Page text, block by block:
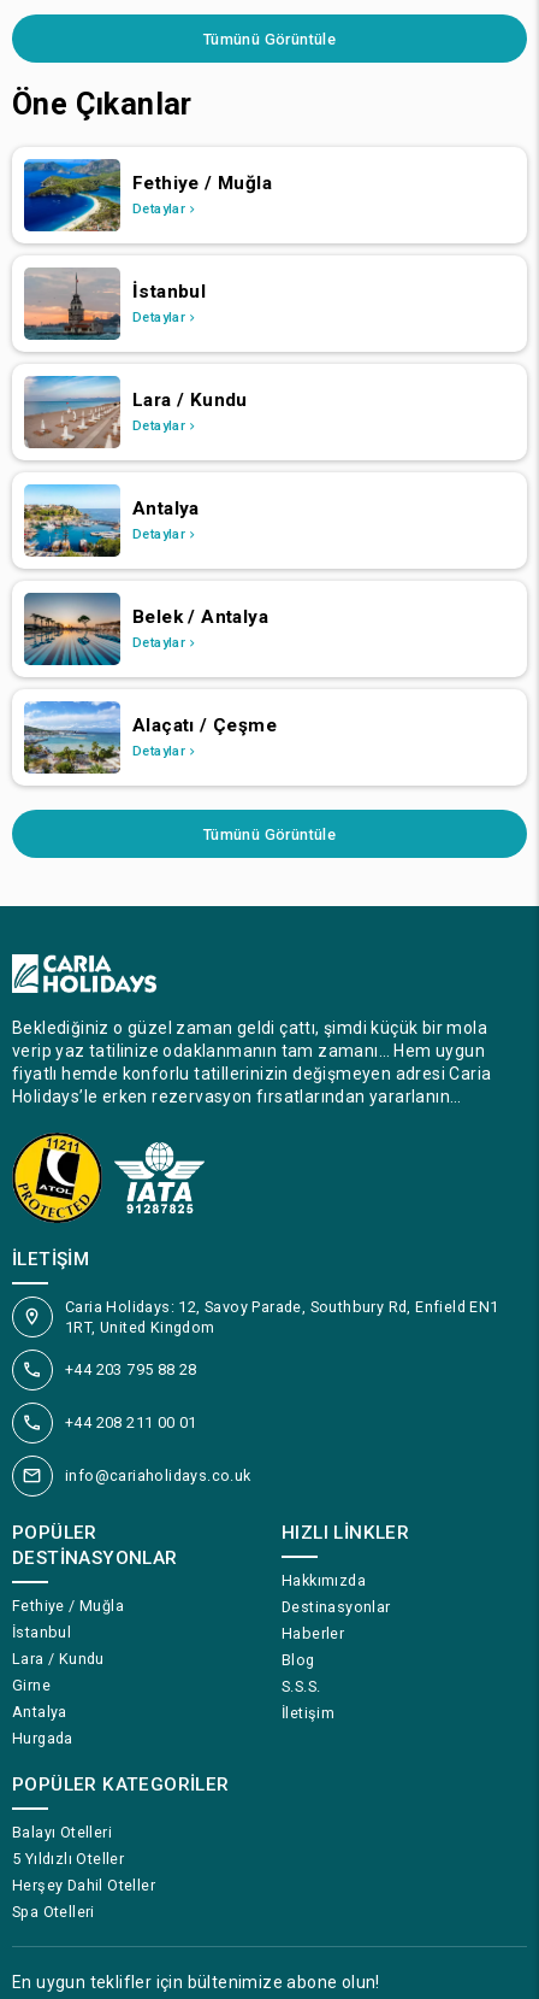
Tümünü Görüntüle
Öne Çıkanlar
Fethiye / Muğla
Detaylar
İstanbul
Detaylar
Lara / Kundu
Detaylar
Antalya
Detaylar
Belek / Antalya
Detaylar
Alaçatı / Çeşme
Detaylar
Tümünü Görüntüle
Beklediğiniz o güzel zaman geldi çattı, şimdi küçük bir mola
verip yaz tatilinize odaklanmanın tam zamanı… Hem uygun
fiyatlı hemde konforlu tatillerinizin değişmeyen adresi Caria
Holidays’le erken rezervasyon fırsatlarından yararlanın…
İLETIŞIM
Caria Holidays: 12, Savoy Parade, Southbury Rd, Enfield EN1
1RT, United Kingdom
+44 203 795 88 28
+44 208 211 00 01
info@cariaholidays.co.uk
POPÜLER
DESTINASYONLAR
Fethiye / Muğla
İstanbul
Lara / Kundu
Girne
Antalya
Hurgada
POPÜLER KATEGORILER
Balayı Otelleri
5 Yıldızlı Oteller
Herşey Dahil Oteller
Spa Otelleri
HIZLI LINKLER
Hakkımızda
Destinasyonlar
Haberler
Blog
S.S.S.
İletişim
En uygun teklifler için bültenimize abone olun!